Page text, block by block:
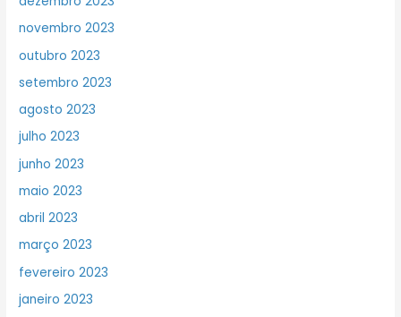
novembro 2023
outubro 2023
setembro 2023
agosto 2023
julho 2023
junho 2023
maio 2023
abril 2023
março 2023
fevereiro 2023
janeiro 2023